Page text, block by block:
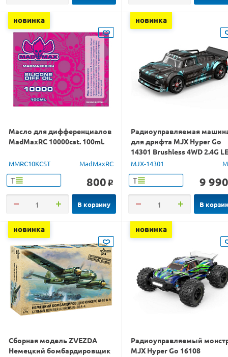
новинка
Масло для дифференциалов
MadMaxRC 10000cst. 100ml.
MMRC10KCST MadMaxRC
Т 800 o
В корзину
новинка
Радиоуправляемая
для дрифта MJX Hyper Go
14301 Brushless 4WD 2.4G
1/14 RTR
MJX-14301
Т 9 990
В
новинка
Сборная модель ZVEZDA
Немецкий бомбардировщик
новинка
Радиоуправляемый
MJX Hyper Go 16108